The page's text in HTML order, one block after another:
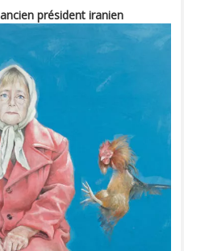
président iranien